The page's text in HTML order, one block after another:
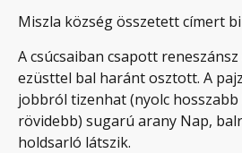
Miszla község összetett címert
A csúcsaiban csapott
ezüsttel bal haránt osztott. A
jobbról tizenhat (nyolc
rövidebb) sugarú arany Nap,
holdsarló látszik.